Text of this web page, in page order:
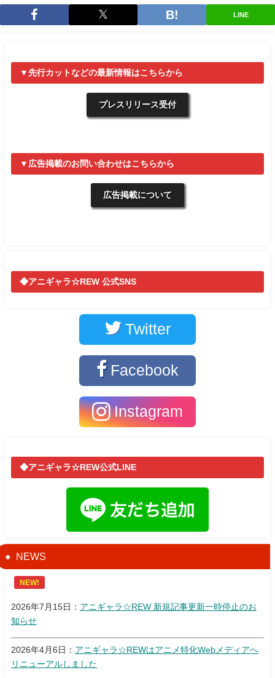
LINE
▼先行カットなどの最新情報はこちらから
プレスリリース受付
▼広告掲載のお問い合わせはこちらから
広告掲載について
◆アニギャラ☆REW 公式SNS
Twitter
Facebook
Instagram
◆アニギャラ☆REW公式LINE
NEWS
NEW!
2026年7月15日： アニギャラ☆REW 新規記事更新一時停止のお
知らせ
2026年4月6日： アニギャラ☆REWはアニメ特化Webメディアへ
リニューアルしました